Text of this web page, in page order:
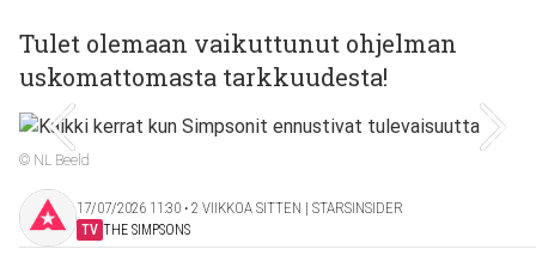
Tulet olemaan vaikuttunut ohjelman
uskomattomasta tarkkuudesta!
© NL Beeld
17/07/2026 11:30 ‧ 2 VIIKKOA SITTEN | STARSINSIDER
TV THE SIMPSONS